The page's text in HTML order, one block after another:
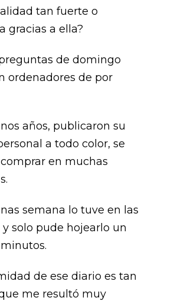
tan fuerte o
gracias a ella?
de domingo
ordenadores de por
años, publicaron su
a todo color, se
en muchas
semana lo tuve en las
solo pude hojearlo un
de ese diario es tan
me resultó muy